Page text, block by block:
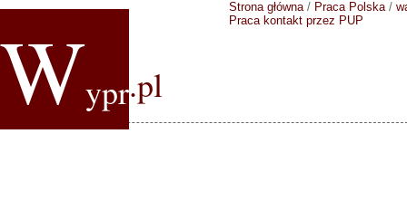
Wypr.pl
Strona główna/ Praca Polska/
Praca kontakt przez PUP